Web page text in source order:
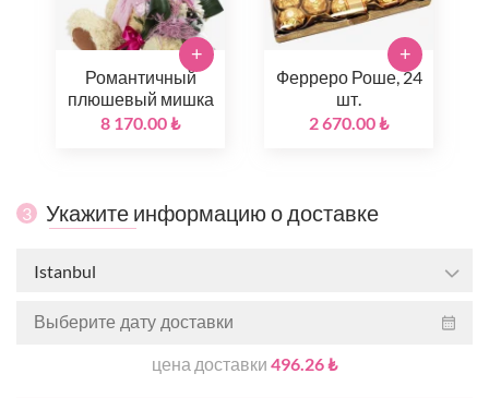
Романтичный
плюшевый мишка
8 170.00 ₺
+
Ферреро Роше, 24
шт.
2 670.00 ₺
+
3 Укажите информацию о доставке
Istanbul
цена доставки 496.26 ₺